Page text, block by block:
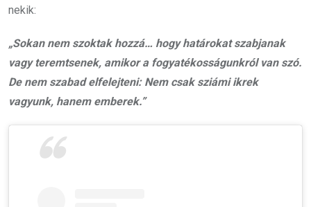
nekik:
„Sokan nem szoktak hozzá… hogy határokat szabjanak
vagy teremtsenek, amikor a fogyatékosságunkról van szó.
De nem szabad elfelejteni: Nem csak sziámi ikrek
vagyunk, hanem emberek.”